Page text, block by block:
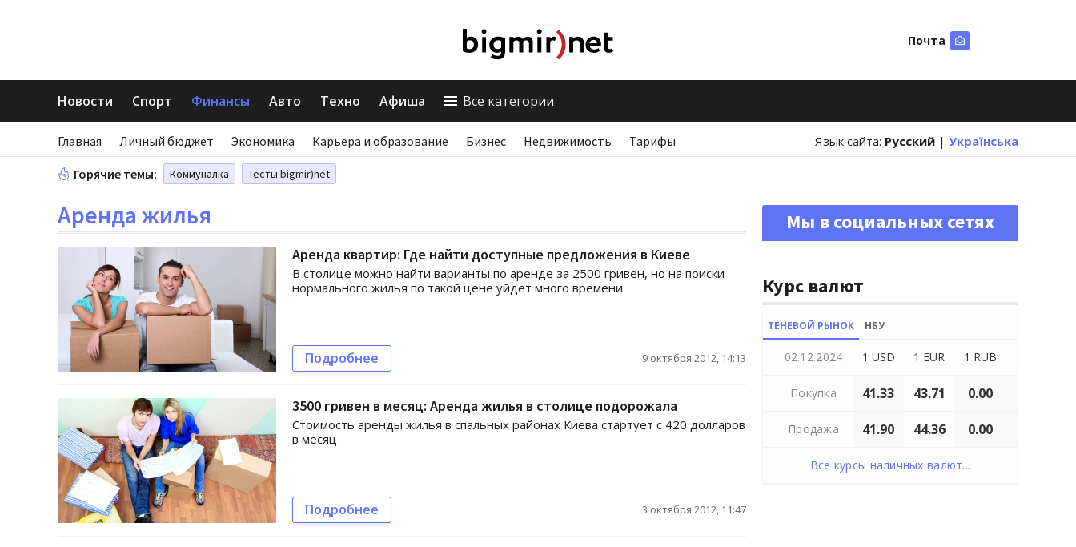
Почта
Новости Спорт Финансы Авто Техно Афиша Все категории
Главная Личный бюджет Экономика Карьера и образование Бизнес Недвижимость Тарифы Язык сайта: Русский | Українська
Горячие темы: Коммуналка Тесты bigmir)net
Аренда жилья
Аренда квартир: Где найти доступные предложения в Киеве
В столице можно найти варианты по аренде за 2500 гривен, но на поиски
нормального жилья по такой цене уйдет много времени
Подробнее 9 октября 2012, 14:13
3500 гривен в месяц: Аренда жилья в столице подорожала
Стоимость аренды жилья в спальных районах Киева стартует с 420 долларов
в месяц
Подробнее 3 октября 2012, 11:47
Мы в социальных сетях
Курс валют
ТЕНЕВОЙ РЫНОК НБУ
02.12.2024 1 USD 1 EUR 1 RUB
Покупка 41.33 43.71 0.00
Продажа 41.90 44.36 0.00
Все курсы наличных валют...